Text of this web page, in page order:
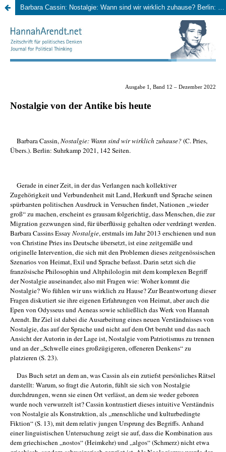
Barbara Cassin: Nostalgie: Wann sind wir wirklich zuhause? Berlin: Suhrkamp Verlag 2021.